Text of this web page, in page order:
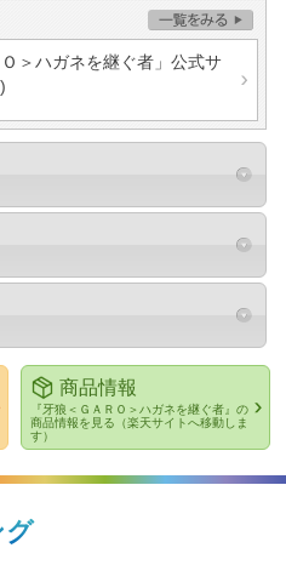
Ｏ＞ハガネを継ぐ者」公式サ
商品情報
『牙狼＜ＧＡＲＯ＞ハガネを継ぐ者』の
商品情報を見る（楽天サイトへ移動しま
す）
グ